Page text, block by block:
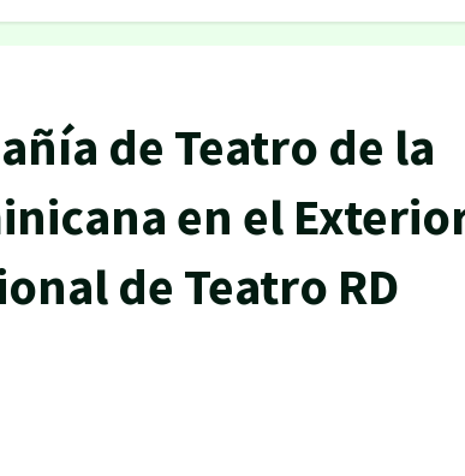
de Teatro de la
en el
de Teatro RD